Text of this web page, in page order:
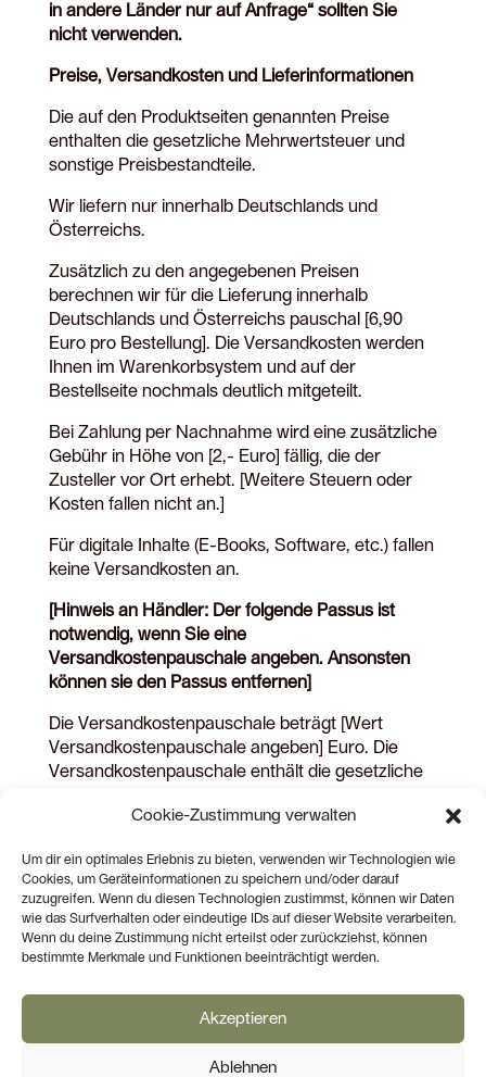
Cookie-Zustimmung verwalten
Um dir ein optimales Erlebnis zu bieten, verwenden wir Technologien wie
Cookies, um Geräteinformationen zu speichern und/oder darauf
zuzugreifen. Wenn du diesen Technologien zustimmst, können wir Daten
wie das Surfverhalten oder eindeutige IDs auf dieser Website verarbeiten.
Wenn du deine Zustimmung nicht erteilst oder zurückziehst, können
bestimmte Merkmale und Funktionen beeinträchtigt werden.
Akzeptieren
Ablehnen
in andere Länder nur auf Anfrage“ sollten Sie
nicht verwenden.
Preise, Versandkosten und Lieferinformationen
Die auf den Produktseiten genannten Preise
enthalten die gesetzliche Mehrwertsteuer und
sonstige Preisbestandteile.
Wir liefern nur innerhalb Deutschlands und
Österreichs.
Zusätzlich zu den angegebenen Preisen
berechnen wir für die Lieferung innerhalb
Deutschlands und Österreichs pauschal [6,90
Euro pro Bestellung]. Die Versandkosten werden
Ihnen im Warenkorbsystem und auf der
Bestellseite nochmals deutlich mitgeteilt.
Bei Zahlung per Nachnahme wird eine zusätzliche
Gebühr in Höhe von [2,- Euro] fällig, die der
Zusteller vor Ort erhebt. [Weitere Steuern oder
Kosten fallen nicht an.]
Für digitale Inhalte (E-Books, Software, etc.) fallen
keine Versandkosten an.
[Hinweis an Händler: Der folgende Passus ist
notwendig, wenn Sie eine
Versandkostenpauschale angeben. Ansonsten
können sie den Passus entfernen]
Die Versandkostenpauschale beträgt [Wert
Versandkostenpauschale angeben] Euro. Die
Versandkostenpauschale enthält die gesetzliche
Versandkostenpauschale abhängig von den
mindern, wenn Waren zu niedrigeren
Umsatzsteuersätzen erworben werden (z.B. bei
Erwerb von Büchern). Das bedeutet, dass die
Versandkostenpauschale erst im Rahmen des
Bestellprozesses endgültig berechnet werden
nur zu Ihren Gunsten niedriger werden.